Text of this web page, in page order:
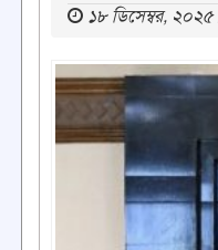
১৮ ডিসেম্বর,